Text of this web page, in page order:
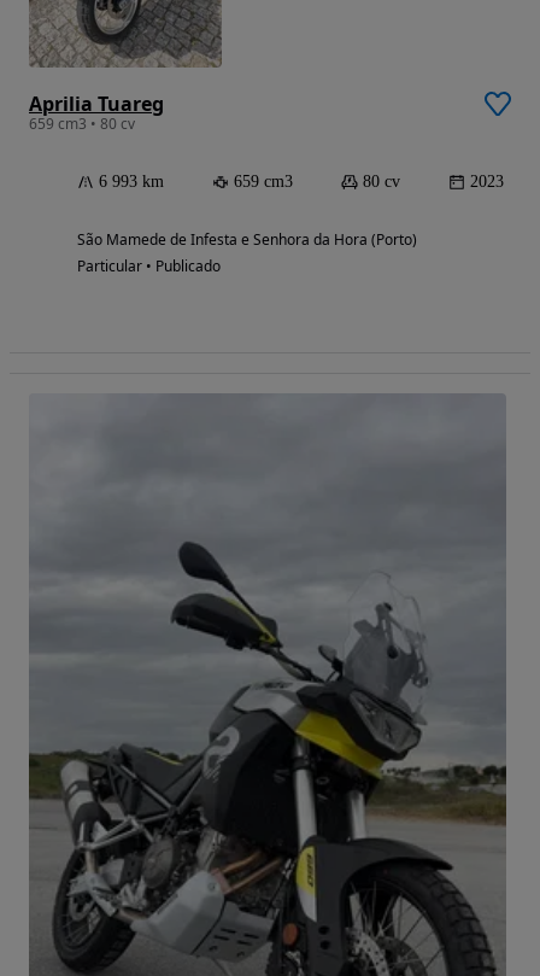
Aprilia Tuareg
659 cm3 • 80 cv
6 993 km 659 cm3 80 cv 2023
São Mamede de Infesta e Senhora da Hora (Porto)
Particular • Publicado